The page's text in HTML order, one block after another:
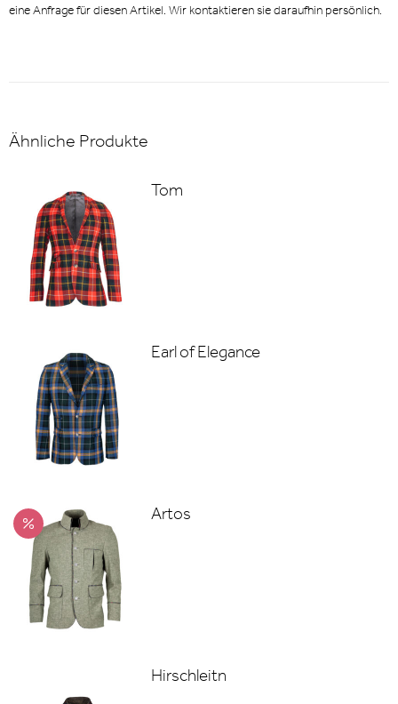
eine Anfrage für diesen Artikel. Wir kontaktieren sie daraufhin persönlich.
Ähnliche Produkte
Tom
Earl of Elegance
Artos
Hirschleitn